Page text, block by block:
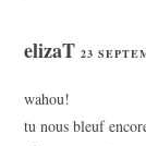
elizaT23
wahou!
tu nous bleuf